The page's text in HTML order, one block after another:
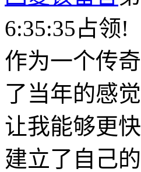
6:35:35占领!
作为一个传
了当年的感
让我能够更
建立了自己的